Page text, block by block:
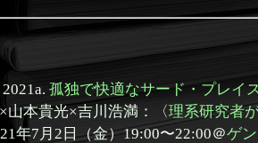
孤独で快適なサード・プレイ
山本貴光×吉川浩満：〈理系研究者
年7月2日（金）19:00〜22:00＠ゲ